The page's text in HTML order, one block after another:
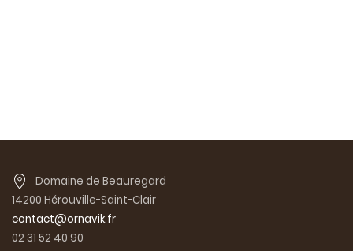
Domaine de Beauregard
14200 Hérouville-Saint-Clair
contact@ornavik.fr
02 31 52 40 90